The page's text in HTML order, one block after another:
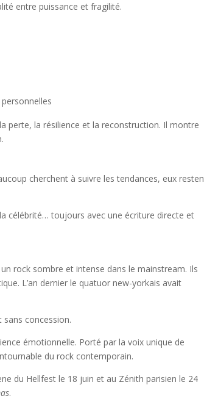
entre puissance et fragilité.
perte, la résilience et la reconstruction. Il montre
cherchent à suivre les tendances, eux
célébrité… toujours avec une écriture directe et
rock sombre et intense dans le mainstream. Ils
L’an dernier le quatuor new-yorkais avait
sans concession.
émotionnelle. Porté par la voix unique de
du rock contemporain.
du Hellfest le 18 juin et au Zénith parisien le 24
.